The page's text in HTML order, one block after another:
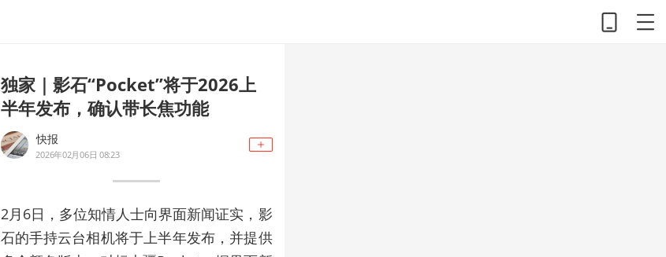
独家｜影石“Pocket”将于2026上
半年发布，确认带长焦功能
快报
2026年02月06日 08:23
2月6日，多位知情人士向界面新闻证实，影
石的手持云台相机将于上半年发布，并提供